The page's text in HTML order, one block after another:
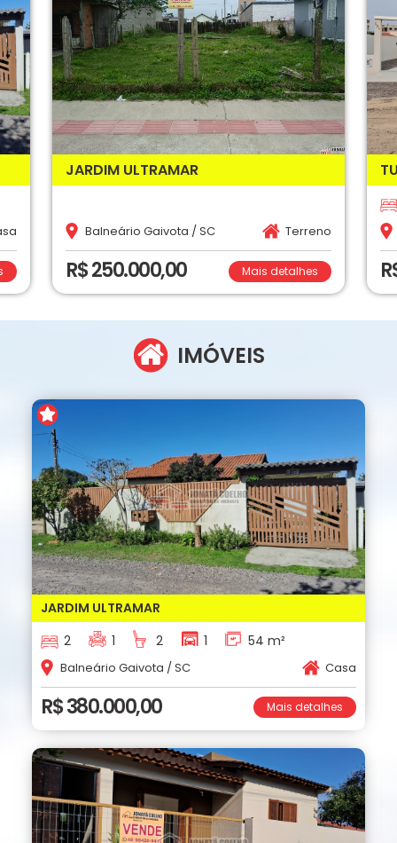
JARDIM ULTRAMAR
Balneário Gaivota / SC Terreno
R$ 250.000,00 Mais detalhes
IMÓVEIS
JARDIM ULTRAMAR
2
1 2 1 54 m²
Balneário Gaivota / SC Casa
R$ 380.000,00 Mais detalhes